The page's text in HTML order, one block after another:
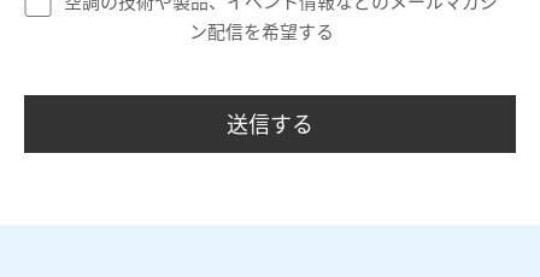
ン配信を希望する